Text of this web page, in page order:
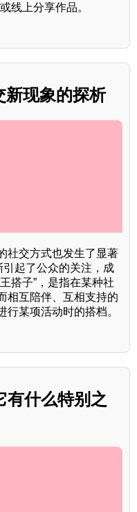
线上分享作品。
新现象的探析
社交方式也发生了显著
引起了公众的关注，成
搭子”，是指在某种社
相互陪伴、互相支持的
行某项活动时的搭档。
有什么特别之